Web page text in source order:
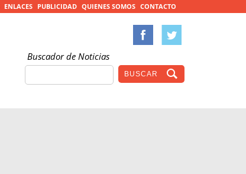
ENLACES PUBLICIDAD QUIENES SOMOS CONTACTO
Buscador de Noticias